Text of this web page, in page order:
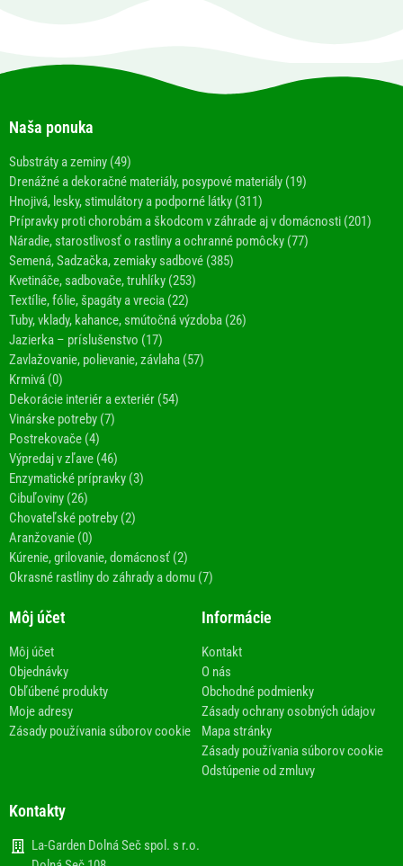
Naša ponuka
Substráty a zeminy (49)
Drenážné a dekoračné materiály, posypové materiály (19)
Hnojivá, lesky, stimulátory a podporné látky (311)
Prípravky proti chorobám a škodcom v záhrade aj v domácnosti (201)
Náradie, starostlivosť o rastliny a ochranné pomôcky (77)
Semená, Sadzačka, zemiaky sadbové (385)
Kvetináče, sadbovače, truhlíky (253)
Textílie, fólie, špagáty a vrecia (22)
Tuby, vklady, kahance, smútočná výzdoba (26)
Jazierka – príslušenstvo (17)
Zavlažovanie, polievanie, závlaha (57)
Krmivá (0)
Dekorácie interiér a exteriér (54)
Vinárske potreby (7)
Postrekovače (4)
Výpredaj v zľave (46)
Enzymatické prípravky (3)
Cibuľoviny (26)
Chovateľské potreby (2)
Aranžovanie (0)
Kúrenie, grilovanie, domácnosť (2)
Okrasné rastliny do záhrady a domu (7)
Môj účet
Môj účet
Objednávky
Obľúbené produkty
Moje adresy
Zásady používania súborov cookie
Informácie
Kontakt
O nás
Obchodné podmienky
Zásady ochrany osobných údajov
Mapa stránky
Zásady používania súborov cookie
Odstúpenie od zmluvy
Kontakty
La-Garden Dolná Seč spol. s r.o.